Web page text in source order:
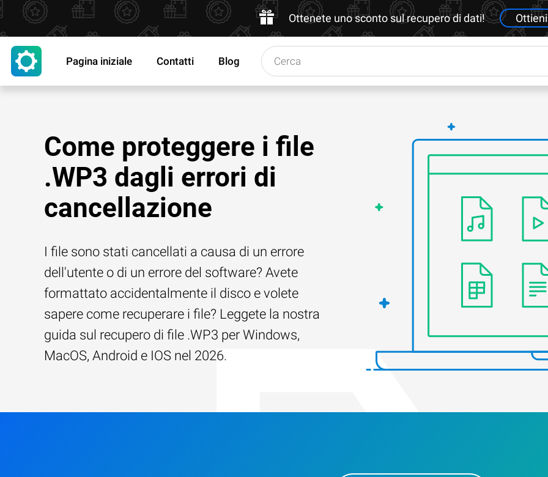
Ottenete uno sconto sul recupero di dati! Ottieni
Pagina iniziale Contatti Blog
Come proteggere i file
.WP3 dagli errori di
cancellazione
I file sono stati cancellati a causa di un errore
dell'utente o di un errore del software? Avete
formattato accidentalmente il disco e volete
sapere come recuperare i file? Leggete la nostra
guida sul recupero di file .WP3 per Windows,
MacOS, Android e IOS nel 2026.